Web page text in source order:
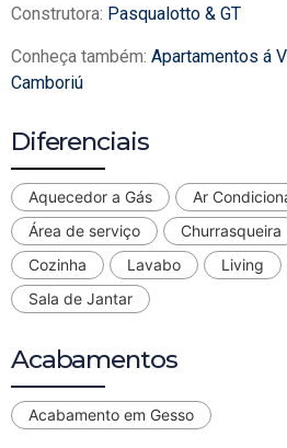
Construtora: Pasqualotto & GT
Conheça também: Apartamentos á
Camboriú
Diferenciais
Aquecedor a Gás
Ar
Área de serviço
Churrasqueira
Cozinha
Lavabo Living
Sala de Jantar
Acabamentos
Acabamento em Gesso